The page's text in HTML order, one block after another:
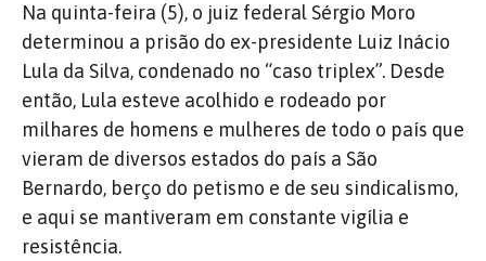
Na quinta-feira (5), o juiz federal Sérgio Moro
determinou a prisão do ex-presidente Luiz Inácio
Lula da Silva, condenado no “caso triplex”. Desde
então, Lula esteve acolhido e rodeado por
milhares de homens e mulheres de todo o país que
vieram de diversos estados do país a São
Bernardo, berço do petismo e de seu sindicalismo,
e aqui se mantiveram em constante vigília e
resistência.